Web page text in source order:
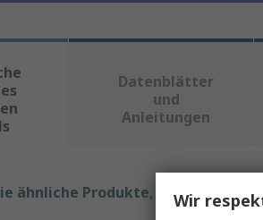
Datenblätter
und
Anleitungen
ähnliche Produkte, indem Sie ein
Wir